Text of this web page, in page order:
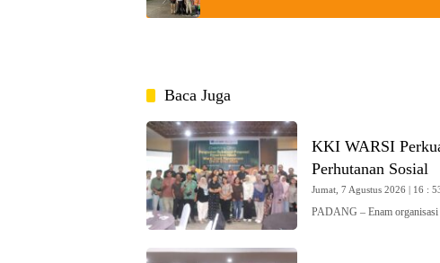
Baca Juga
KKI WARSI
Perhutanan Sosial
Jumat, 7 Agustus 2026 | 16 :
PADANG – Enam